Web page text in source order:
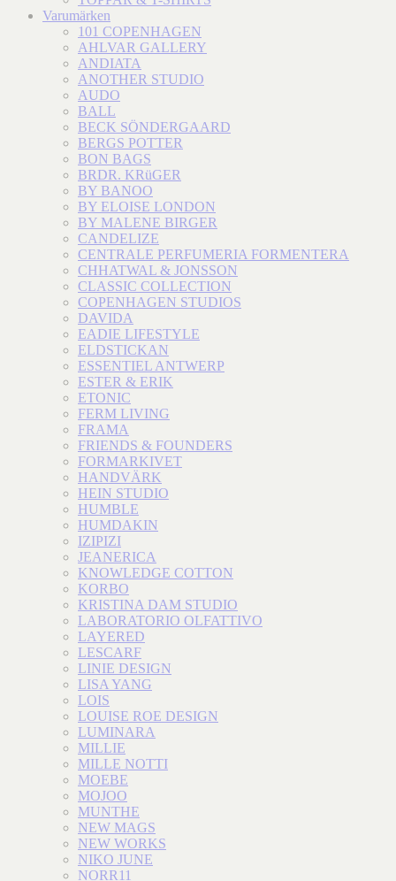
Varumärken
101 COPENHAGEN
AHLVAR GALLERY
ANDIATA
ANOTHER STUDIO
AUDO
BALL
BECK SÖNDERGAARD
BERGS POTTER
BON BAGS
BRDR. KRüGER
BY BANOO
BY ELOISE LONDON
BY MALENE BIRGER
CANDELIZE
CENTRALE PERFUMERIA FORMENTERA
CHHATWAL & JONSSON
CLASSIC COLLECTION
COPENHAGEN STUDIOS
DAVIDA
EADIE LIFESTYLE
ELDSTICKAN
ESSENTIEL ANTWERP
ESTER & ERIK
ETONIC
FERM LIVING
FRAMA
FRIENDS & FOUNDERS
FORMARKIVET
HANDVÄRK
HEIN STUDIO
HUMBLE
HUMDAKIN
IZIPIZI
JEANERICA
KNOWLEDGE COTTON
KORBO
KRISTINA DAM STUDIO
LABORATORIO OLFATTIVO
LAYERED
LESCARF
LINIE DESIGN
LISA YANG
LOIS
LOUISE ROE DESIGN
LUMINARA
MILLIE
MILLE NOTTI
MOEBE
MOJOO
MUNTHE
NEW MAGS
NEW WORKS
NIKO JUNE
NORR11